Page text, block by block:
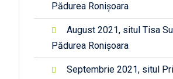
Pădurea Ronișoara
August 2021, situl Tisa
Pădurea Ronișoara
Septembrie 2021, situl